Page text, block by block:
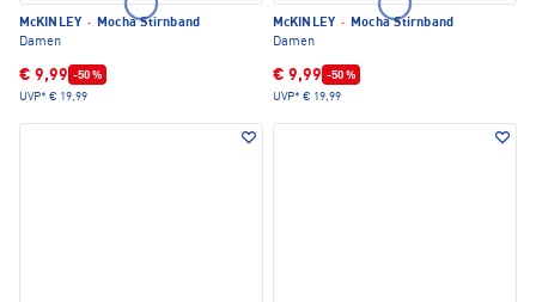
McKINLEY · Mocha Stirnband
Damen
€ 9,99 -50 %
UVP* € 19,99
McKINLEY · Mocha Stirnband
Damen
€ 9,99 -50 %
UVP* € 19,99